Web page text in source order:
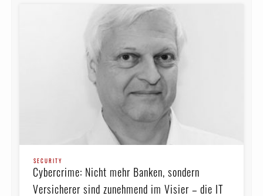
SECURITY
Cybercrime: Nicht mehr Banken, sondern
Versicherer sind zunehmend im Visier – die IT